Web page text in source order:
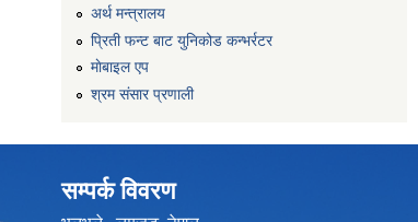
अर्थ मन्त्रालय
प्रिती फन्ट बाट युनिकोड कन्भर्रटर
माेबाइल एप
श्रम संसार प्रणाली
सम्पर्क विवरण